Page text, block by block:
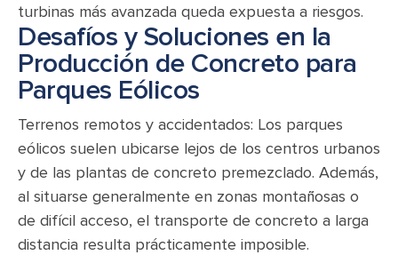
turbinas más avanzada queda expuesta a riesgos.
Desafíos y Soluciones en la
Producción de Concreto para
Parques Eólicos
Terrenos remotos y accidentados: Los parques
eólicos suelen ubicarse lejos de los centros urbanos
y de las plantas de concreto premezclado. Además,
al situarse generalmente en zonas montañosas o
de difícil acceso, el transporte de concreto a larga
distancia resulta prácticamente imposible.